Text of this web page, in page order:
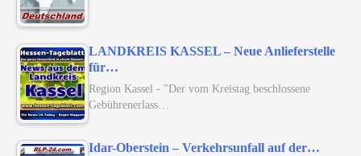
LANDKREIS KASSEL – Neue Anlieferstelle
für…
Region Kassel - "Der vom Kreistag beschlossene
Gebührenerlass…
Idar-Oberstein – Verkehrsunfall auf der…